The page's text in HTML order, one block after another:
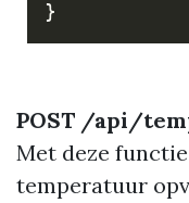
}
POST /api/
Met deze
temperatuur